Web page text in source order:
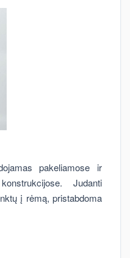
pakeliamose ir
Judanti
į rėmą, pristabdoma